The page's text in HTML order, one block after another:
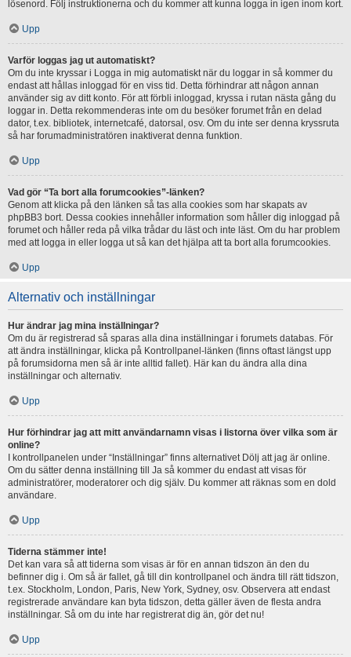
lösenord. Följ instruktionerna och du kommer att kunna logga in igen inom kort.
Upp
Varför loggas jag ut automatiskt?
Om du inte kryssar i Logga in mig automatiskt när du loggar in så kommer du
endast att hållas inloggad för en viss tid. Detta förhindrar att någon annan
använder sig av ditt konto. För att förbli inloggad, kryssa i rutan nästa gång du
loggar in. Detta rekommenderas inte om du besöker forumet från en delad
dator, t.ex. bibliotek, internetcafé, datorsal, osv. Om du inte ser denna kryssruta
så har forumadministratören inaktiverat denna funktion.
Upp
Vad gör “Ta bort alla forumcookies”-länken?
Genom att klicka på den länken så tas alla cookies som har skapats av
phpBB3 bort. Dessa cookies innehåller information som håller dig inloggad på
forumet och håller reda på vilka trådar du läst och inte läst. Om du har problem
med att logga in eller logga ut så kan det hjälpa att ta bort alla forumcookies.
Upp
Alternativ och inställningar
Hur ändrar jag mina inställningar?
Om du är registrerad så sparas alla dina inställningar i forumets databas. För
att ändra inställningar, klicka på Kontrollpanel-länken (finns oftast längst upp
på forumsidorna men så är inte alltid fallet). Här kan du ändra alla dina
inställningar och alternativ.
Upp
Hur förhindrar jag att mitt användarnamn visas i listorna över vilka som är
online?
I kontrollpanelen under “Inställningar” finns alternativet Dölj att jag är online.
Om du sätter denna inställning till Ja så kommer du endast att visas för
administratörer, moderatorer och dig själv. Du kommer att räknas som en dold
användare.
Upp
Tiderna stämmer inte!
Det kan vara så att tiderna som visas är för en annan tidszon än den du
befinner dig i. Om så är fallet, gå till din kontrollpanel och ändra till rätt tidszon,
t.ex. Stockholm, London, Paris, New York, Sydney, osv. Observera att endast
registrerade användare kan byta tidszon, detta gäller även de flesta andra
inställningar. Så om du inte har registrerat dig än, gör det nu!
Upp